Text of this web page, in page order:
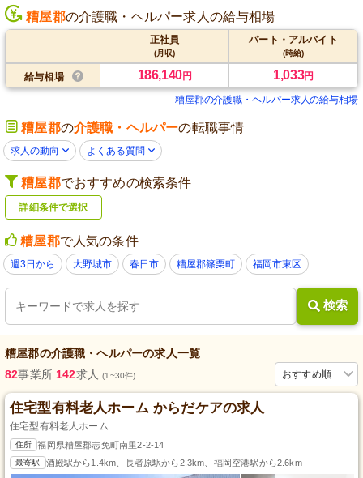
糟屋郡の介護職・ヘルパー求人の給与相場
正社員
(月収)
パート・アルバイト
(時給)
給与相場 186,140円 1,033円
糟屋郡の介護職・ヘルパー求人の給与相場
糟屋郡の介護職・ヘルパーの転職事情
求人の動向 よくある質問
糟屋郡でおすすめの検索条件
詳細条件で選択
糟屋郡で人気の条件
週3日から 大野城市 春日市 糟屋郡篠栗町 福岡市東区
検索
糟屋郡の介護職・ヘルパーの求人一覧
おすすめ順
82事業所 142求人(1~30件)
住宅型有料老人ホーム からだケアの求人
住宅型有料老人ホーム
住所 福岡県糟屋郡志免町南里2-2-14
最寄駅 酒殿駅から1.4km、長者原駅から2.3km、福岡空港駅から2.6km